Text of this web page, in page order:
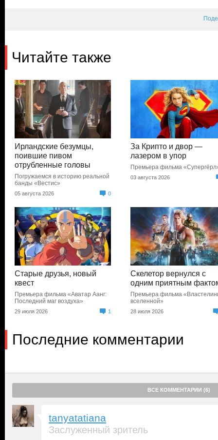
Читайте также
Ирландские безумцы,
поившие пивом
отрубленные головы
Погружаемся в историю реальной
банды «Вестис»
05 августа 2026 0
За Крипто и двор —
лазером в упор
Премьера фильма
03 августа 2026
Старые друзья, новый
квест
Премьера фильма «Аватар Аанг:
Последний маг воздуха»
29 июля 2026 1
Скелетор вернулся с
одним приятным
Премьера фильма
вселенной»
28 июля 2026
Последние комментарии
ВСЕ КОММЕНТАРИИ (6)
tanyatatiana
Заслуженный зритель